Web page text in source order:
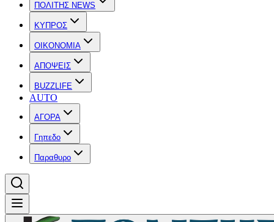
ΠΟΛΙΤΗΣ NEWS
ΚΥΠΡΟΣ
OIKONOMIA
ΑΠΟΨΕΙΣ
BUZZLIFE
AUTO
ΑΓΟΡΑ
Γηπεδο
Παραθυρο